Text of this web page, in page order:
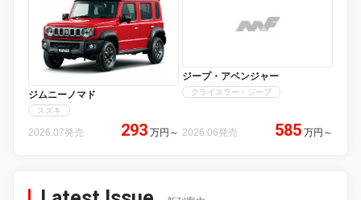
ジムニーノマド
スズキ
2026.07発売 293 万円 ～
ジープ・アベンジャー
クライスラー・ジープ
2026.06発売 585 万円 ～